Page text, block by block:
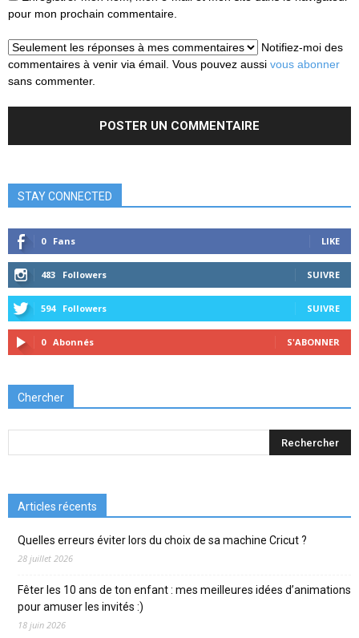
pour mon prochain commentaire.
Notifiez-moi des
commentaires à venir via émail. Vous pouvez aussi vous abonner
sans commenter.
STAY CONNECTED
0 Fans LIKE
483 Followers SUIVRE
594 Followers SUIVRE
0 Abonnés S'ABONNER
Chercher
Articles récents
Quelles erreurs éviter lors du choix de sa machine Cricut ?
28 juillet 2026
Fêter les 10 ans de ton enfant : mes meilleures idées d’animations
pour amuser les invités :)
18 juin 2026